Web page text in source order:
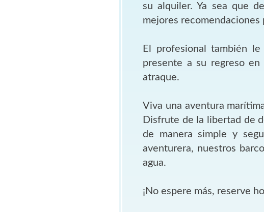
su alquiler. Ya sea que
mejores recomendaciones
El profesional también
presente a su regreso
atraque.
Viva una aventura
Disfrute de la libertad de
de manera simple y
aventurera, nuestros
agua.
¡No espere más, reserve